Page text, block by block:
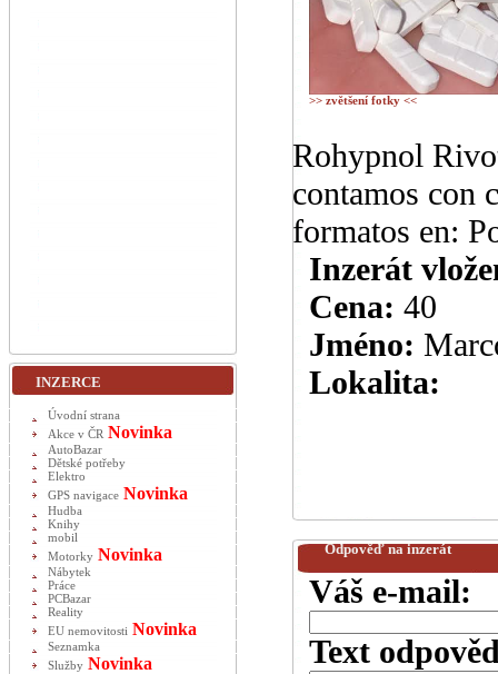
>> zvětšení fotky <<
Rohypnol
contamos con
formatos en:
Inzerát
Cena: 40
Jméno:
Lokalita:
Odpověď na inzerát
Váš e-mail:
Text
INZERCE
Úvodní strana
Akce v ČR Novinka
AutoBazar
Dětské potřeby
Elektro
GPS navigace Novinka
Hudba
Knihy
mobil
Motorky Novinka
Nábytek
Práce
PCBazar
Reality
EU nemovitosti Novinka
Seznamka
Služby Novinka